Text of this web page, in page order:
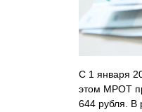
С 1 января
этом МРОТ
644 рубля. В